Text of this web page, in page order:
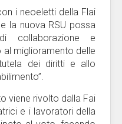
i neoeletti della Flai
la nuova RSU possa
collaborazione e
al miglioramento delle
dei diritti e allo
viene rivolto dalla Fai
e i lavoratori della